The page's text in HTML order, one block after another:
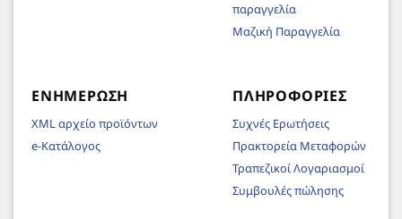
παραγγελία
Μαζική Παραγγελία
ΕΝΗΜΈΡΩΣΗ
XML αρχείο προϊόντων
e-Κατάλογος
ΠΛΗΡΟΦΟΡΊΕΣ
Συχνές Ερωτήσεις
Πρακτορεία Μεταφορών
Τραπεζικοί Λογαριασμοί
Συμβουλές πώλησης